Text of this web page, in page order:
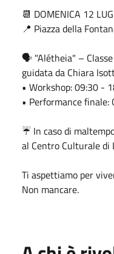
📆 DOMENICA 12
📍 Piazza della
🗣️ "Alétheia" –
guidata da Chiara
• Workshop: 09:30 -
• Performance finale:
☔ In caso di
al Centro Culturale di
Ti aspettiamo per
Non mancare.